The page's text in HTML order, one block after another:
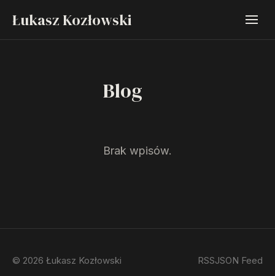
Łukasz Kozłowski
Blog
Brak wpisów.
© 2026 Łukasz Kozłowski RSSJSON Feed